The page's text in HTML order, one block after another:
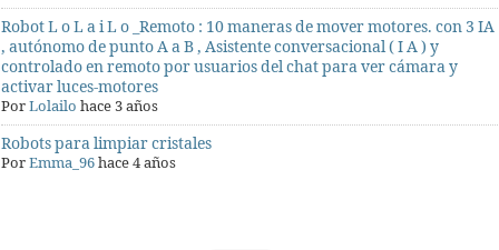
Robot L o L a i L o _Remoto : 10 maneras de mover motores. con 3 IA
, autónomo de punto A a B , Asistente conversacional ( I A ) y
controlado en remoto por usuarios del chat para ver cámara y
activar luces-motores
PorLolailo hace 3 años
Robots para limpiar cristales
PorEmma_96hace 4 años